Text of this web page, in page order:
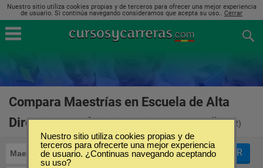
Nuestro sitio utiliza cookies propias y de terceros para ofrecer una mejor experiencia
de usuario. Si continúa navegando consideramos que acepta su uso.. Cerrar
Compara Maestrías en Escuela de Alta
Dirección y Administración en España
(2)
Maestrías FILTRAR
Nuestro sitio utiliza cookies propias y de
terceros para ofrecerte una mejor experiencia
de usuario. ¿Continuas navegando aceptando
su uso?